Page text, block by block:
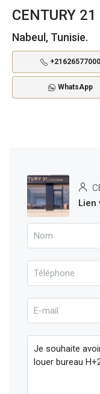
CENTURY
Nabeul, Tunisie.
+21626577000
WhatsApp
Lien